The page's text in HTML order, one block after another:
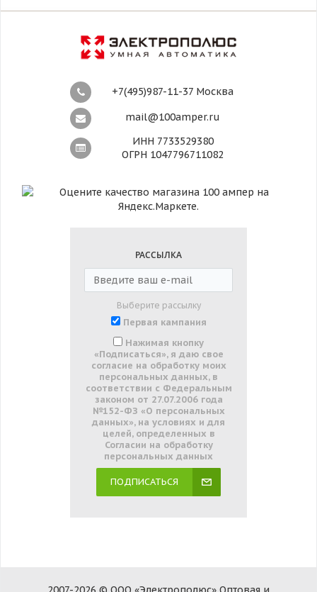
+7(495)987-11-37 Москва
mail@100amper.ru
ИНН 7733529380
ОГРН 1047796711082
РАССЫЛКА
Выберите рассылку
Первая кампания
Нажимая кнопку
«Подписаться», я даю свое
согласие на обработку моих
персональных данных, в
соответствии с Федеральным
законом от 27.07.2006 года
№152-ФЗ «О персональных
данных», на условиях и для
целей, определенных в
Согласии на обработку
персональных данных
ПОДПИСАТЬСЯ